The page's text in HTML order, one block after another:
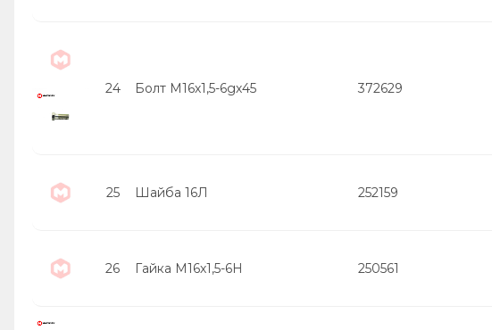
24 Болт М16х1,5-6gх45 372629
25 Шайба 16Л 252159
26 Гайка М16х1,5-6Н 250561